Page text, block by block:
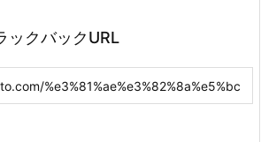
ックバックURL